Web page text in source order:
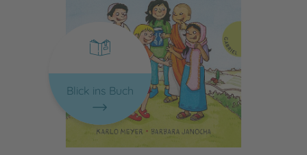
Blick ins Buch